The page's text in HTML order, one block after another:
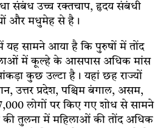
संबंध उच्च रक्तचाप, हृदय संबंधी
और मधुमेह से है।
यह सामने आया है कि पुरुषों में तोंद
में कूल्हे के आसपास अधिक मांस
कुछ उल्टा है। यहां छह राज्यों
उत्तर प्रदेश, पश्चिम बंगाल, असम,
7,000 लोगों पर किए गए शोध से सामने
की तुलना में महिलाओं की तोंद अधिक